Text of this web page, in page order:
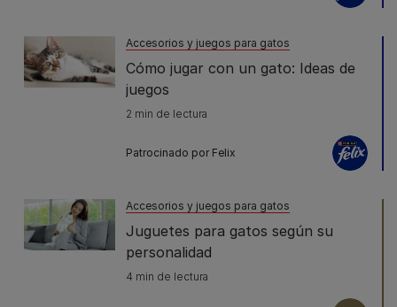
Accesorios y juegos para gatos
Cómo jugar con un gato: Ideas de
juegos
2 min de lectura
Patrocinado por Felix
Accesorios y juegos para gatos
Juguetes para gatos según su
personalidad
4 min de lectura